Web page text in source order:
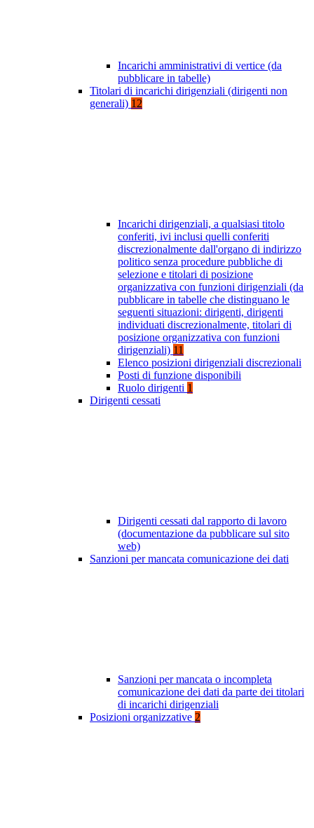
Incarichi amministrativi di vertice (da
pubblicare in tabelle)
Titolari di incarichi dirigenziali (dirigenti non
generali) 12
Incarichi dirigenziali, a qualsiasi titolo
conferiti, ivi inclusi quelli conferiti
discrezionalmente dall'organo di indirizzo
politico senza procedure pubbliche di
selezione e titolari di posizione
organizzativa con funzioni dirigenziali (da
pubblicare in tabelle che distinguano le
seguenti situazioni: dirigenti, dirigenti
individuati discrezionalmente, titolari di
posizione organizzativa con funzioni
dirigenziali) 11
Elenco posizioni dirigenziali discrezionali
Posti di funzione disponibili
Ruolo dirigenti 1
Dirigenti cessati
Dirigenti cessati dal rapporto di lavoro
(documentazione da pubblicare sul sito
web)
Sanzioni per mancata comunicazione dei dati
Sanzioni per mancata o incompleta
comunicazione dei dati da parte dei titolari
di incarichi dirigenziali
Posizioni organizzative 2